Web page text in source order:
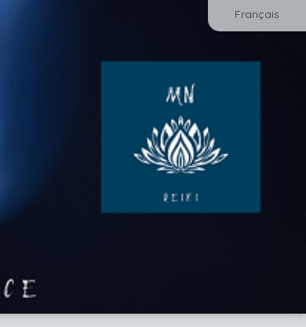
Français